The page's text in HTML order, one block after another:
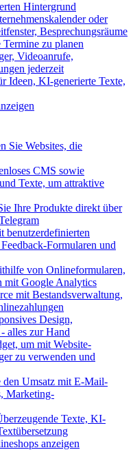
Hintergrund
oder
Besprechungsräume
zu planen
Videoanrufe,
jederzeit
Ideen, KI-generierte Texte,
Sie Websites, die
CMS sowie
Texte, um attraktive
Ihre Produkte direkt über
benutzerdefinierten
Formularen und
von Onlineformularen,
mit Google Analytics
mit Bestandsverwaltung,
Design,
alles zur Hand
um mit Website-
zu verwenden und
den Umsatz mit E-Mail-
Marketing-
Texte, KI-
anzeigen